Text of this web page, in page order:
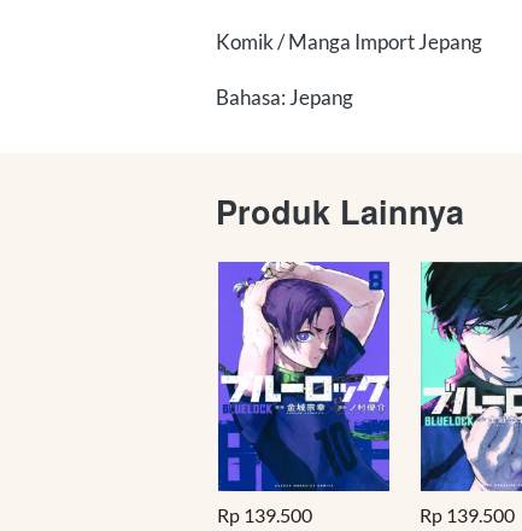
Komik / Manga Import Jepang
Bahasa: Jepang
Produk Lainnya
Rp 139.500 Rp 139.500